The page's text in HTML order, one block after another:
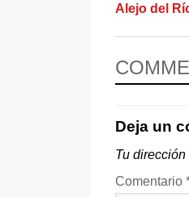
Alejo del
Deja un
Tu
Comentario